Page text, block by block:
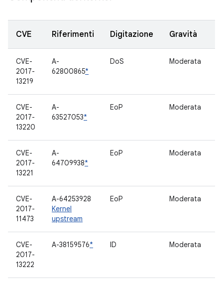
CVE Riferimenti Digitazione Gravità
CVE-
2017-
13219
A-
62800865*
DoS Moderata
CVE-
2017-
13220
A-
63527053*
EoP Moderata
CVE-
2017-
13221
A-
64709938*
EoP Moderata
CVE-
2017-
11473
A-64253928
Kernel
upstream
EoP Moderata
CVE-
2017-
13222
A-38159576* ID Moderata